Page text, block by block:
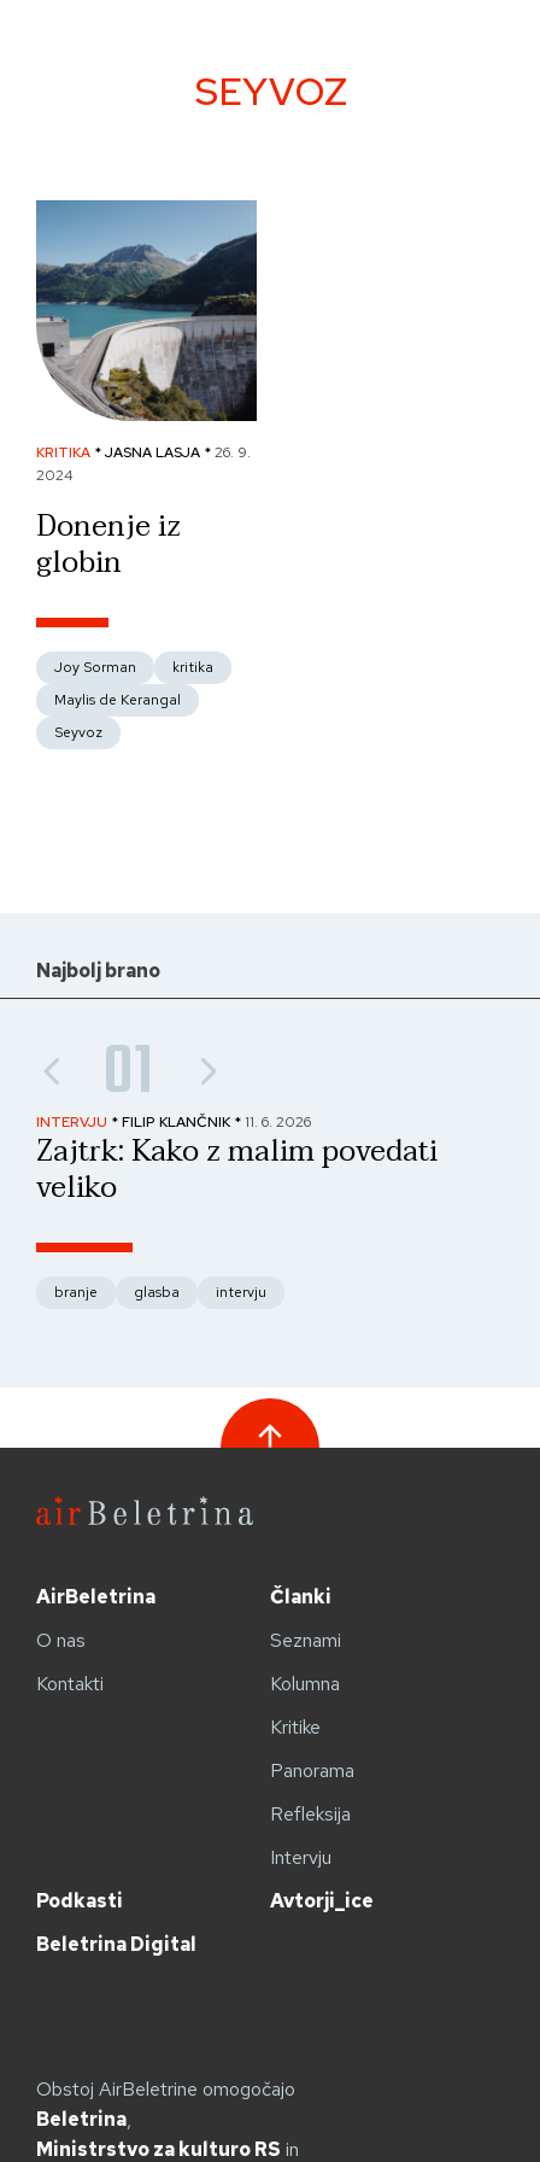
SEYVOZ
KRITIKA * JASNA LASJA *26. 9.
2024
Donenje iz
globin
Joy Sorman
kritika
Maylis de Kerangal
Seyvoz
Najbolj brano
01
INTERVJU * FILIP KLANČNIK * 11. 6. 2026
Zajtrk: Kako z malim povedati
veliko
branje glasba intervju
AirBeletrina
O nas
Kontakti
Članki
Seznami
Kolumna
Kritike
Panorama
Refleksija
Intervju
Podkasti
Avtorji_ice
Beletrina Digital
Obstoj AirBeletrine omogočajo
Beletrina,
Ministrstvo za kulturo RS in